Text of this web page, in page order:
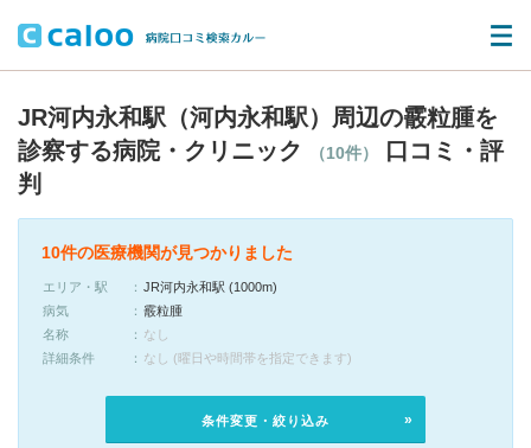
JR河内永和駅（河内永和駅）周辺の霰粒腫を
診察する病院・クリニック
（10件）
口コミ・評
判
10件の医療機関が見つかりました
エリア・駅
JR河内永和駅 (1000m)
病気
霰粒腫
名称
なし
詳細条件
なし (曜日や時間帯を指定できます)
条件変更・絞り込み